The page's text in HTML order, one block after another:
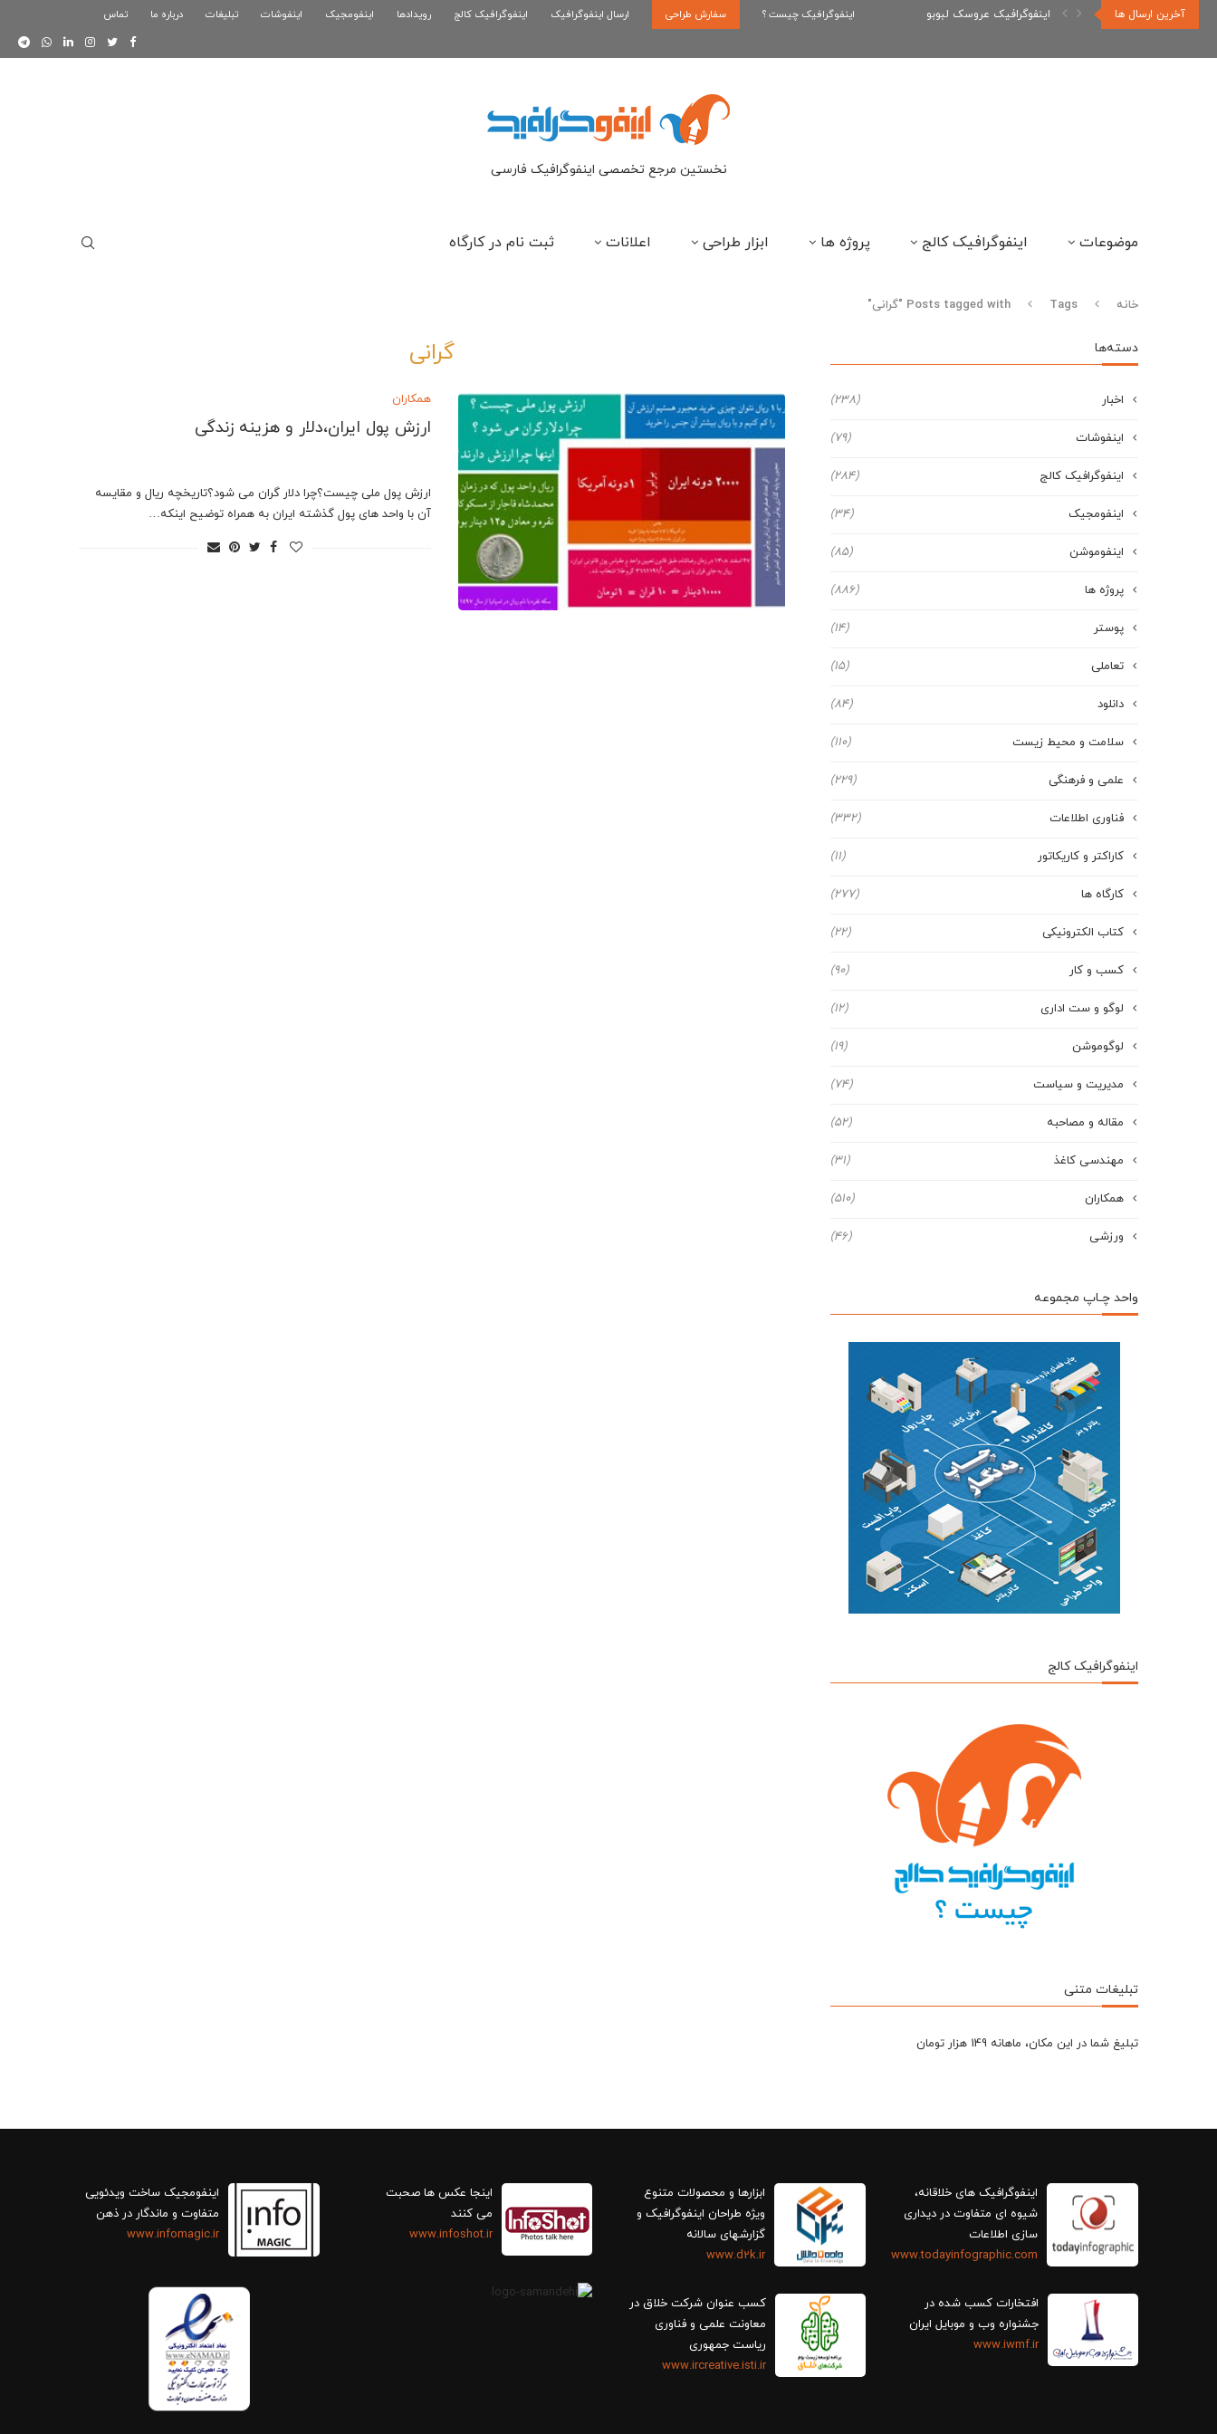
آخرین ارسال ها اینفوگرافیک عروسک لبوبو اینفوگرافیک رپر های فارسی نسل... اینفوگرافیک بازی کلش رویال اینفوگرافیک چیست ؟ سفارش طراحی ارسال اینفوگرافیک اینفوگرافیک کالج رویدادها اینفومجیک اینفوشات تبلیغات درباره ما تماس
نخستین مرجع تخصصی اینفوگرافیک فارسی
موضوعات اینفوگرافیک کالج پروژه ها ابزار طراحی اعلانات ثبت نام در کارگاه
خانه Tags Posts tagged with "گرانی"
گرانی
همکاران
ارزش پول ایران،دلار و هزینه زندگی
ارزش پول ملی چیست؟چرا دلار گران می شود؟تاریخچه ریال و مقایسه
آن با واحد های پول گذشته ایران به همراه توضیح اینکه…
دسته‌ها
اخبار (238)
اینفوشات (79)
اینفوگرافیک کالج (284)
اینفومجیک (34)
اینفوموشن (85)
پروژه ها (886)
پوستر (14)
تعاملی (15)
دانلود (84)
سلامت و محیط زیست (110)
علمی و فرهنگی (229)
فناوری اطلاعات (332)
کاراکتر و کاریکاتور (11)
کارگاه ها (277)
کتاب الکترونیکی (22)
کسب و کار (90)
لوگو و ست اداری (12)
لوگوموشن (19)
مدیریت و سیاست (74)
مقاله و مصاحبه (52)
مهندسی کاغذ (31)
همکاران (510)
ورزشی (46)
واحد چـاپ مجموعه
اینفوگرافیک کالج
تبلیغات متنی
تبلیغ شما در این مکان، ماهانه 149 هزار تومان
اینفوگرافیک های خلاقانه،
سازی اطلاعات
www.todayinfographic.com
افتخارات کسب شده در
جشنواره وب و موبایل ایران
www.iwmf.ir
ابزارها و محصولات متنوع
ویژه طراحان اینفوگرافیک و
گزارش‎های سالانه
www.d2k.ir
کسب عنوان شرکت خلاق در
معاونت علمی و فناوری
ریاست جمهوری
www.ircreative.isti.ir
اینجا عکس ها صحبت
می کنند
www.infoshot.ir
اینفومجیک ساخت ویدئویی
متفاوت و ماندگار در ذهن
www.infomagic.ir